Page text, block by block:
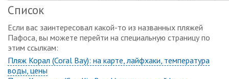
Список
Если вас заинтересовал какой-то из названных пляжей
Пафоса, вы можете перейти на специальную страницу по
этим ссылкам:
Пляж Корал (Coral Bay): на карте, лайфхаки, температура
воды, цены